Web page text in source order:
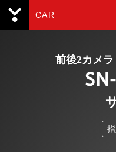
CAR
前後2カメ